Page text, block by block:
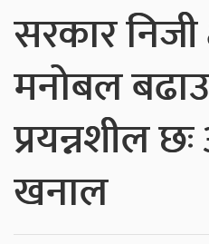
सरकार निजी
मनोबल
प्रयन्नशील छः
खनाल